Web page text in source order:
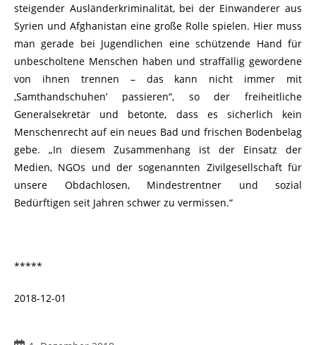
steigender Ausländerkriminalität, bei der Einwanderer aus
Syrien und Afghanistan eine große Rolle spielen. Hier muss
man gerade bei Jugendlichen eine schützende Hand für
unbescholtene Menschen haben und straffällig gewordene
von ihnen trennen – das kann nicht immer mit
‚Samthandschuhen’ passieren“, so der freiheitliche
Generalsekretär und betonte, dass es sicherlich kein
Menschenrecht auf ein neues Bad und frischen Bodenbelag
gebe. „In diesem Zusammenhang ist der Einsatz der
Medien, NGOs und der sogenannten Zivilgesellschaft für
unsere Obdachlosen, Mindestrentner und sozial
Bedürftigen seit Jahren schwer zu vermissen.“
*****
2018-12-01